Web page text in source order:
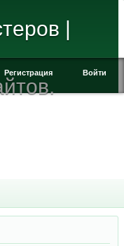
|
Регистрация Войти